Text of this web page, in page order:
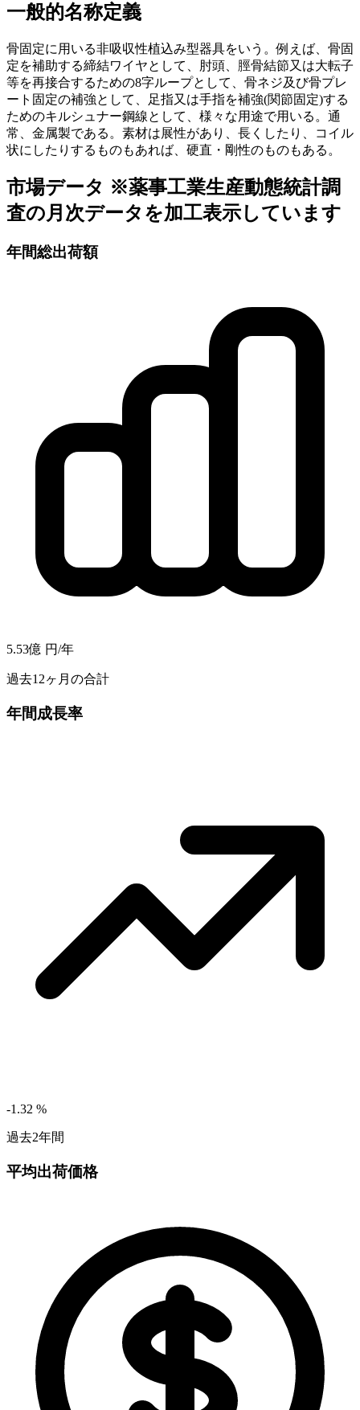
一般的名称定義
骨固定に用いる非吸収性植込み型器具をいう。例えば、骨固
定を補助する締結ワイヤとして、肘頭、脛骨結節又は大転子
等を再接合するための8字ループとして、骨ネジ及び骨プレ
ート固定の補強として、足指又は手指を補強(関節固定)する
ためのキルシュナー鋼線として、様々な用途で用いる。通
常、金属製である。素材は展性があり、長くしたり、コイル
状にしたりするものもあれば、硬直・剛性のものもある。
市場データ ※薬事工業生産動態統計調
査の月次データを加工表示しています
年間総出荷額
5.53億 円/年
過去12ヶ月の合計
年間成長率
-1.32 %
過去2年間
平均出荷価格